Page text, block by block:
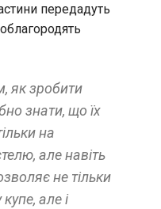
передадуть
як зробити
знати, що їх
на
але навіть
не тільки
але і